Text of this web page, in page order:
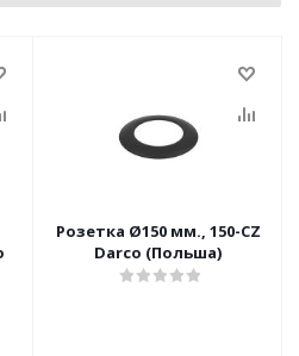
Розетка Ø150 мм., 150-CZ
Darco (Польша)